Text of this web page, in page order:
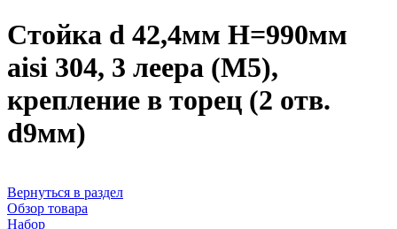
Стойка d 42,4мм H=990мм
aisi 304, 3 леера (М5),
крепление в торец (2 отв.
d9мм)
Вернуться в раздел
Обзор товара
Набор